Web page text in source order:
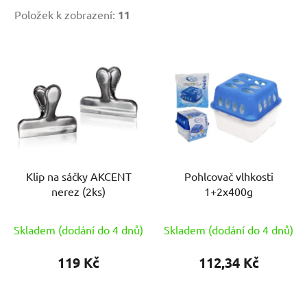
Položek k zobrazení: 11
k
Klip na sáčky AKCENT
nerez (2ks)
Skladem (dodání do 4 dnů)
119 Kč
Pohlcovač vlhkosti
1+2x400g
Skladem (dodání do 4 dnů)
112,34 Kč